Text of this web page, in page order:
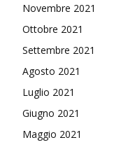
Novembre 2021
Ottobre 2021
Settembre 2021
Agosto 2021
Luglio 2021
Giugno 2021
Maggio 2021